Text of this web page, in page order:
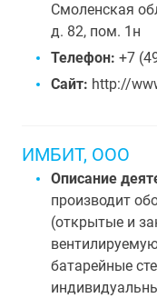
Смоленская
д. 82, пом. 1н
Телефон: +7
Сайт: http://
ИМБИТ, ООО
Описание
производит
(открытые и
батарейные